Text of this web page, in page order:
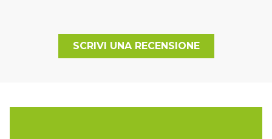
SCRIVI UNA RECENSIONE